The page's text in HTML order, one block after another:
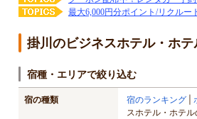
最大6,000円分ポイント/リクルー
掛川のビジネスホテル・ホ
宿種・エリアで絞り込む
宿の種類 宿のランキング
スホテル・ホテ